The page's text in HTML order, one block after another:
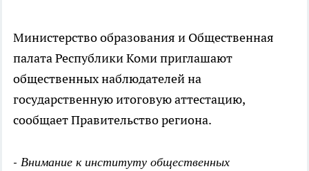
Министерство образования и Общественная
палата Республики Коми приглашают
общественных наблюдателей на
государственную итоговую аттестацию,
сообщает Правительство региона.
- Внимание к институту общественных